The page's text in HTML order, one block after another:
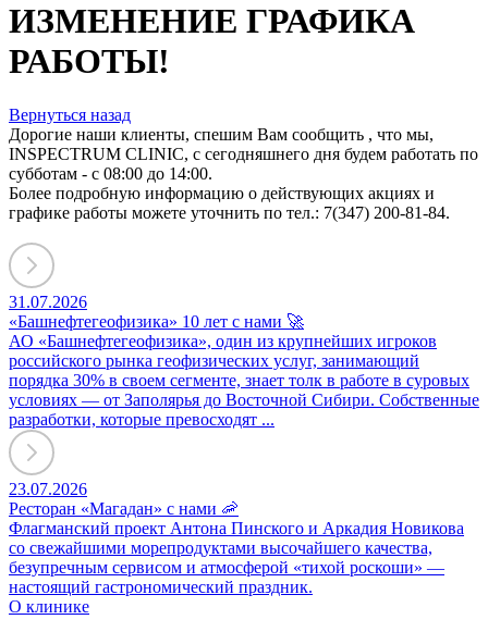
ИЗМЕНЕНИЕ ГРАФИКА
РАБОТЫ!
Вернуться назад
Дорогие наши клиенты, спешим Вам сообщить , что мы,
INSPECTRUM CLINIC, с сегодняшнего дня будем работать по
субботам - с 08:00 до 14:00.
Более подробную информацию о действующих акциях и
графике работы можете уточнить по тел.: 7(347) 200-81-84.
31.07.2026
«Башнефтегеофизика» 10 лет с нами 🚀
АО «Башнефтегеофизика», один из крупнейших игроков
российского рынка геофизических услуг, занимающий
порядка 30% в своем сегменте, знает толк в работе в суровых
условиях — от Заполярья до Восточной Сибири. Собственные
разработки, которые превосходят ...
23.07.2026
Ресторан «Магадан» с нами 🦐
Флагманский проект Антона Пинского и Аркадия Новикова
со свежайшими морепродуктами высочайшего качества,
безупречным сервисом и атмосферой «тихой роскоши» —
настоящий гастрономический праздник.
О клинике